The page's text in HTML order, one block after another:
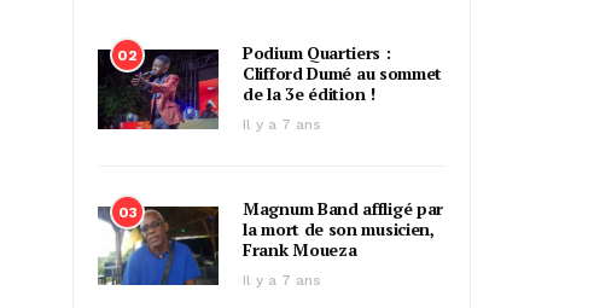
02
Podium Quartiers :
Clifford Dumé au sommet
de la 3e édition !
Il y a 7 ans
03
Magnum Band affligé par
la mort de son musicien,
Frank Moueza
Il y a 7 ans